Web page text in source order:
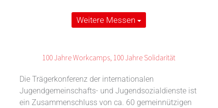
Weitere Messen
100 Jahre Workcamps, 100 Jahre Solidarität
Die Trägerkonferenz der internationalen
Jugendgemeinschafts- und Jugendsozialdienste ist
ein Zusammenschluss von ca. 60 gemeinnützigen